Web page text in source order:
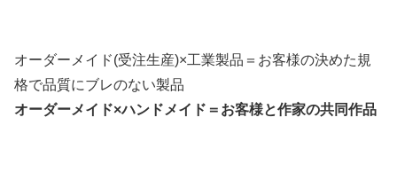
オーダーメイド(受注生産)×工業製品＝お客様の決めた規
格で品質にブレのない製品
オーダーメイド×ハンドメイド＝お客様と作家の共同作品